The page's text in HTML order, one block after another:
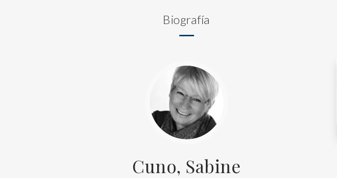
Biografía
Cuno, Sabine